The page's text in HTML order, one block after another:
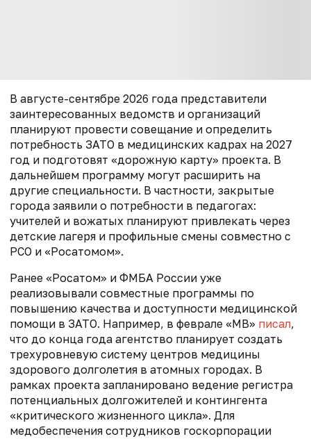
В августе-сентябре 2026 года представители
заинтересованных ведомств и организаций
планируют провести совещание и определить
потребность ЗАТО в медицинских кадрах на 2027
год и подготовят «дорожную карту» проекта. В
дальнейшем программу могут расширить на
другие специальности. В частности, закрытые
города заявили о потребности в педагогах:
учителей и вожатых планируют привлекать через
детские лагеря и профильные смены совместно с
РСО и «Росатомом».
Ранее «Росатом» и ФМБА России уже
реализовывали совместные программы по
повышению качества и доступности медицинской
помощи в ЗАТО. Например, в феврале «МВ» писал,
что до конца года агентство планирует создать
трехуровневую систему центров медицины
здорового долголетия в атомных городах. В
рамках проекта запланировано ведение регистра
потенциальных долгожителей и контингента
«критического жизненного цикла». Для
медобеспечения сотрудников госкорпорации